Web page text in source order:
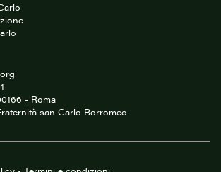
- Roma
san Carlo Borromeo